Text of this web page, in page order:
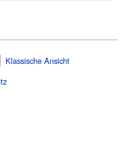
Klassische Ansicht